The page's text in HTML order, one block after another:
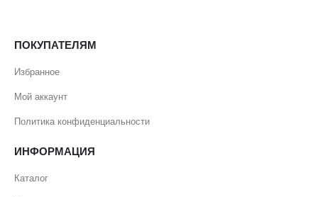
ПОКУПАТЕЛЯМ
Избранное
Мой аккаунт
Политика конфиденциальности
ИНФОРМАЦИЯ
Каталог